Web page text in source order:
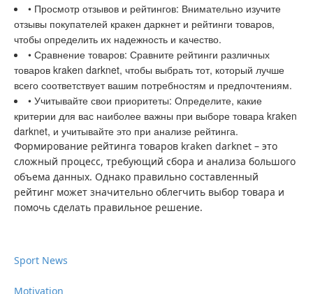
• Просмотр отзывов и рейтингов: Внимательно изучите
отзывы покупателей кракен даркнет и рейтинги товаров,
чтобы определить их надежность и качество.
• Сравнение товаров: Сравните рейтинги различных
товаров kraken darknet, чтобы выбрать тот, который лучше
всего соответствует вашим потребностям и предпочтениям.
• Учитывайте свои приоритеты: Определите, какие
критерии для вас наиболее важны при выборе товара kraken
darknet, и учитывайте это при анализе рейтинга.
Формирование рейтинга товаров kraken darknet – это
сложный процесс, требующий сбора и анализа большого
объема данных. Однако правильно составленный
рейтинг может значительно облегчить выбор товара и
помочь сделать правильное решение.
Sport News
Motivation